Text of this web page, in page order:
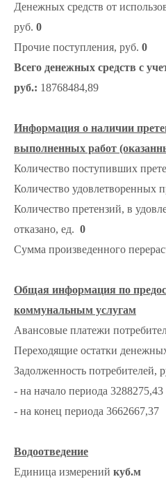
Денежных средств от
руб. 0
Прочие поступления, руб. 0
Всего денежных средств с
руб.: 18768484,89
Информация о наличии
выполненных работ
Количество поступивших
Количество удовлетворенных
Количество претензий, в
отказано, ед. 0
Сумма произведенного
Общая информация по
коммунальным услугам
Авансовые платежи
Переходящие остатки
Задолженность потребителей,
- на начало периода 3288275,43
- на конец периода 3662667,37
Водоотведение
Единица измерений куб.м